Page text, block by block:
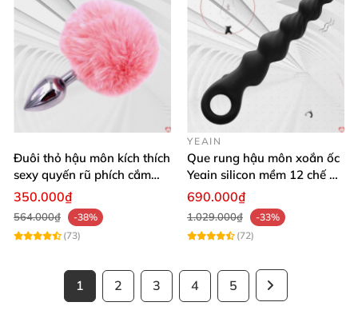
Đuôi thỏ hậu môn kích thích
sexy quyến rũ phích cắm
kích thích
350.000₫
564.000₫
-38%
(73)
YEAIN
Que rung hậu môn xoắn ốc
Yeain silicon mềm 12 chế độ
rung đa dạng
690.000₫
1.029.000₫
-33%
(72)
1 2 3 4 5